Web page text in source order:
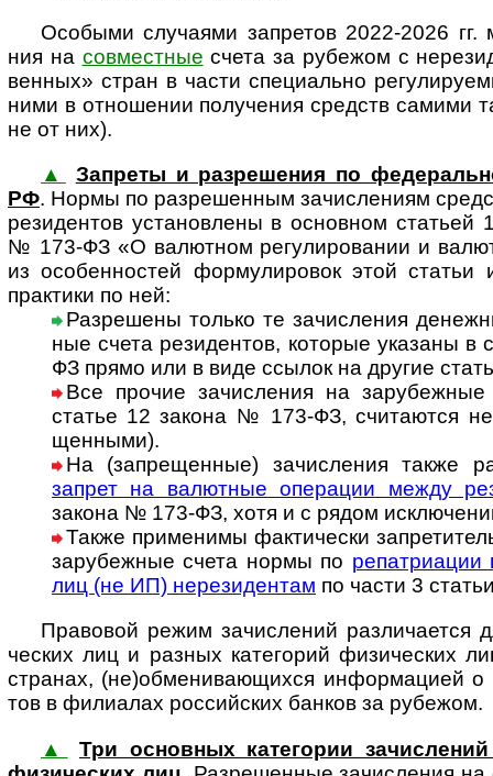
Особыми случаями запретов 2022-2026
ния на сов­мест­ные счета за рубе­жом с
вен­ных» стран в части спе­ци­а­льно
ними в отно­ше­нии полу­че­ния средств самими
не от них).
▲
Запреты и разрешения по
РФ. Нормы по раз­ре­шен­ным зачис­ле­ниям
рези­ден­тов уста­нов­лены в основ­ном ста­тьей
№ 173-ФЗ «О валют­ном регу­ли­ро­ва­нии и
из осо­бен­нос­тей фор­му­ли­ро­вок этой ста­тьи
прак­тики по ней:
Разрешены только те зачисления
ные счета рези­ден­тов, кото­рые ука­заны в
ФЗ прямо или в виде ссы­лок на дру­гие
Все про­чие зачис­ле­ния на
статье 12 закона № 173-ФЗ, счи­таю­тся
щен­ными).
На (зап­ре­щен­ные) зачис­ле­ния также
зап­рет на валют­ные опе­ра­ции между
закона № 173-ФЗ, хотя и с рядом
Также применимы фактически
зару­беж­ные счета нормы по
лиц (не ИП) нере­зи­ден­там по части 3
Право­вой режим зачис­ле­ний раз­ли­ча­ется
чес­ких лиц и раз­ных кате­го­рий физи­чес­ких
стра­нах, (не)обме­ни­ваю­щи­хся инфор­ма­цией
тов в фили­а­лах рос­сий­с­ких бан­ков за рубежом.
▲
Три основных категории